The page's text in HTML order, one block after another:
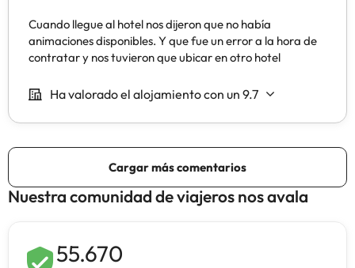
Nuestra comunidad de viajeros nos avala
55.670